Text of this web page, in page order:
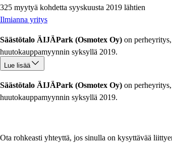
325 myytyä kohdetta syyskuusta 2019 lähtien
Ilmianna yritys
Säästötalo ÄIJÄPark (Osmotex Oy) on
huutokauppamyynnin syksyllä 2019.
Ota rohkeasti yhteyttä, jos sinulla on kysyttävää
Lue lisää
Säästötalo ÄIJÄPark (Osmotex Oy) on
huutokauppamyynnin syksyllä 2019.
Ota rohkeasti yhteyttä, jos sinulla on kysyttävää